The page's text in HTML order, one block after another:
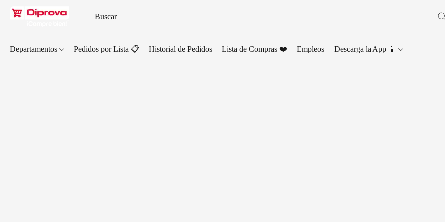
Departamentos Pedidos por Lista 📋 Historial de Pedidos Lista de Compras ❤️ Empleos Descarga la App 📱